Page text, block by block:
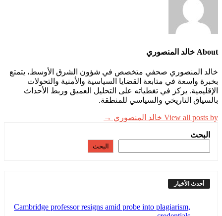
About خالد المنصوري
خالد المنصوري صحفي متخصص في شؤون الشرق الأوسط، يتمتع
بخبرة واسعة في متابعة القضايا السياسية والأمنية والتحولات
الإقليمية. يركز في تغطياته على التحليل العميق وربط الأحداث
بالسياق التاريخي والسياسي للمنطقة.
View all posts by خالد المنصوري →
البحث
البحث
أحدث الأخبار
Cambridge professor resigns amid probe into plagiarism,